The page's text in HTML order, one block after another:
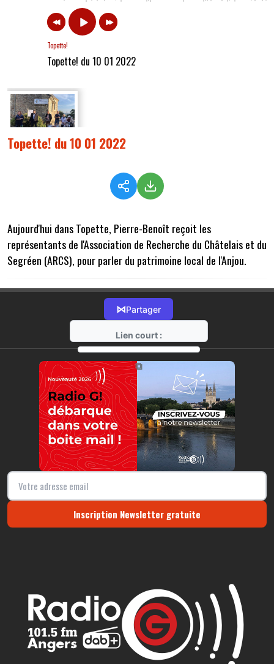
Topette!
Topette! du 10 01 2022
Topette! du 10 01 2022
Aujourd'hui dans Topette, Pierre-Benoît reçoit les
représentants de l'Association de Recherche du Châtelais et du
Segréen (ARCS), pour parler du patrimoine local de l'Anjou.
⋈Partager
Lien court :
https://radio-g.fr?7361
⧉
Inscription Newsletter gratuite